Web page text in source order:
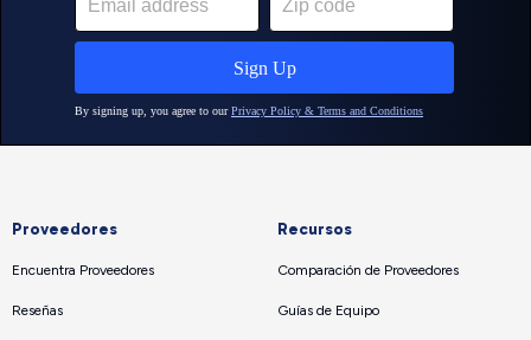
Proveedores
Encuentra Proveedores
Reseñas
Recursos
Comparación de Proveedores
Guías de Equipo